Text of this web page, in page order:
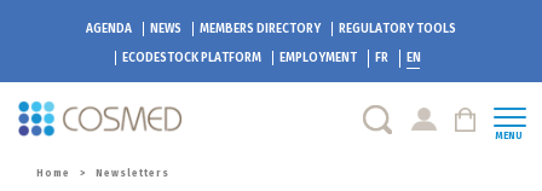
AGENDA NEWS MEMBERS DIRECTORY
REGULATORY TOOLS
ECODESTOCK PLATFORM EMPLOYMENT FR EN
MENU
Home > Newsletters